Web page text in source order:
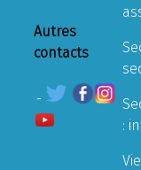
Autres
contacts
: